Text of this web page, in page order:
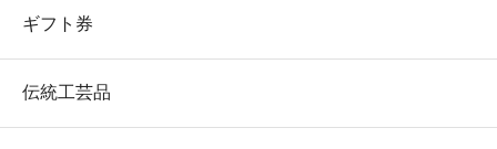
ギフト券
伝統工芸品